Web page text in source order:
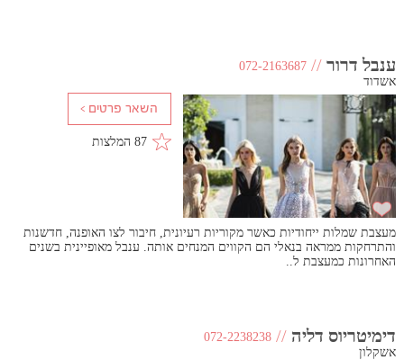
ענבל דרור //
072-2163687
אשדוד
87 המלצות
מעצבת שמלות ייחודיות כאשר מקוריות רעיונית, חיבור לצו האופנה, חדשנות
והתרחקות ממראה בנאלי הם הקווים המנחים אותה. ענבל מאופיינית בשנים
האחרונות כמעצבת ל..
דימיטריוס דליה //
072-2238238
אשקלון